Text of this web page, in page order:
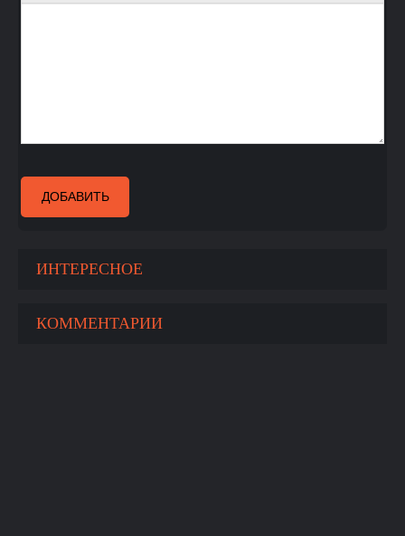
ДОБАВИТЬ
ИНТЕРЕСНОЕ
КОММЕНТАРИИ